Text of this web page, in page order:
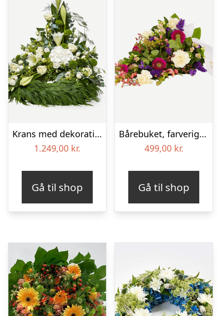
Krans med dekoration i klassisk stil – creme
1.249,00 kr.
Gå til shop
Bårebuket, farverig (Floristens kreative valg) med bånd
499,00 kr.
Gå til shop